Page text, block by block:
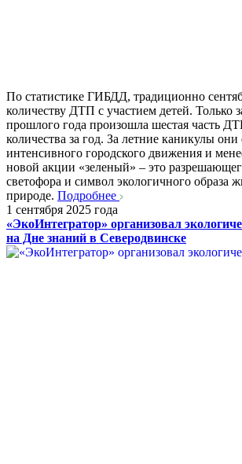
По статистике ГИБДД, традиционно
количеству ДТП с участием детей. Только
прошлого года произошла шестая часть
количества за год. За летние каникулы
интенсивного городского движения и
новой акции «зеленый» – это
светофора и символ экологичного образа
природе. Подробнее
1 сентября 2025 года
«ЭкоИнтегратор» организовал
на Дне знаний в Северодвинске